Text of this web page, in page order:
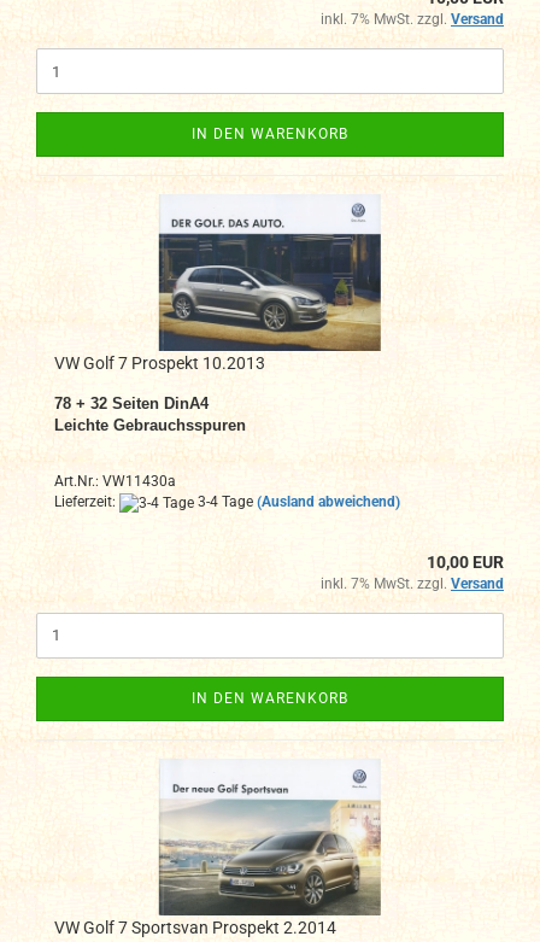
inkl. 7% MwSt. zzgl. Versand
IN DEN WARENKORB
VW Golf 7 Prospekt 10.2013
78 + 32 Seiten DinA4
Leichte Gebrauchsspuren
Art.Nr.: VW11430a
Lieferzeit:
3-4 Tage (Ausland abweichend)
10,00 EUR
inkl. 7% MwSt. zzgl. Versand
IN DEN WARENKORB
VW Golf 7 Sportsvan Prospekt 2.2014